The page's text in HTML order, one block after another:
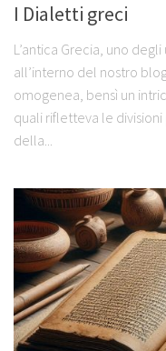
I Dialetti greci
L’antica Grecia, uno
all’interno del nostro
omogenea, bensì un
quali rifletteva le
della...